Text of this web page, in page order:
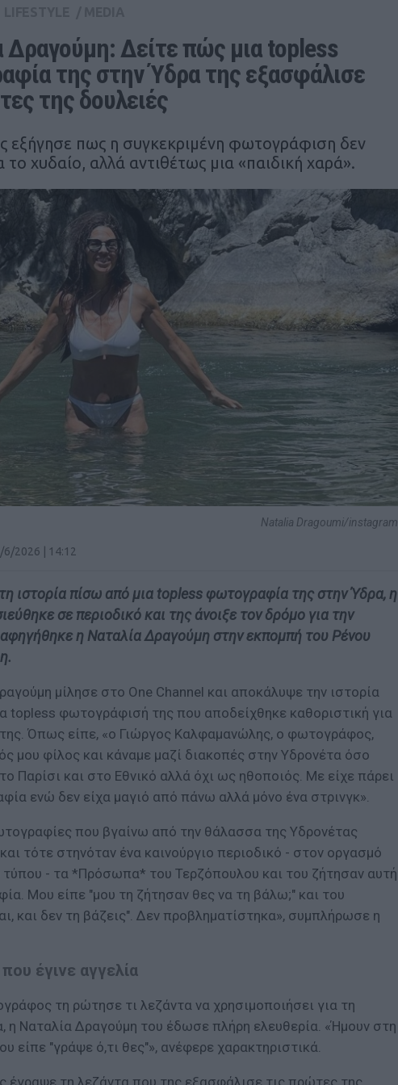
Δραγούμη: Δείτε πώς μια topless
της στην Ύδρα της εξασφάλισε
της δουλειές
εξήγησε πως η συγκεκριμένη φωτογράφιση δεν
το χυδαίο, αλλά αντιθέτως μια «παιδική χαρά».
Natalia Dragoumi/instagram
6/2026 | 14:12
ιστορία πίσω από μια topless φωτογραφία της στην Ύδρα, η
σε περιοδικό και της άνοιξε τον δρόμο για την
αφηγήθηκε η Ναταλία Δραγούμη στην εκπομπή του Ρένου
μίλησε στο One Channel και αποκάλυψε την ιστορία
topless φωτογράφισή της που αποδείχθηκε καθοριστική για
της. Όπως είπε, «ο Γιώργος Καλφαμανώλης, ο φωτογράφος,
μου φίλος και κάναμε μαζί διακοπές στην Υδρονέτα όσο
Παρίσι και στο Εθνικό αλλά όχι ως ηθοποιός. Με είχε πάρει
ενώ δεν είχα μαγιό από πάνω αλλά μόνο ένα στρινγκ».
που βγαίνω από την θάλασσα της Υδρονέτας
τότε στηνόταν ένα καινούργιο περιοδικό - στον οργασμό
τύπου - τα *Πρόσωπα* του Τερζόπουλου και του ζήτησαν αυτή
Μου είπε "μου τη ζήτησαν θες να τη βάλω;" και του
και δεν τη βάζεις". Δεν προβληματίστηκα», συμπλήρωσε η
έγινε αγγελία
τη ρώτησε τι λεζάντα να χρησιμοποιήσει για τη
η Ναταλία Δραγούμη του έδωσε πλήρη ελευθερία. «Ήμουν στη
είπε "γράψε ό,τι θες"», ανέφερε χαρακτηριστικά.